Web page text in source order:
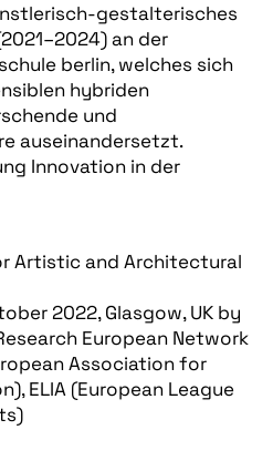
gestalterisches
an der
berlin, welches sich
hybriden
und
auseinandersetzt.
Innovation in der
Artistic and Architectural
2022, Glasgow, UK by
European Network
Association for
ELIA (European League